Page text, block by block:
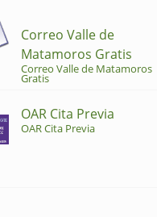
Correo Valle de
Matamoros Gratis
Correo Valle de Matamoros
Gratis
OAR Cita Previa
OAR Cita Previa